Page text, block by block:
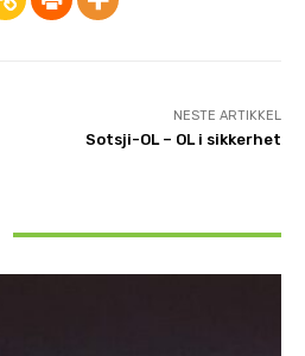
NESTE ARTIKKEL
Sotsji-OL – OL i sikkerhet